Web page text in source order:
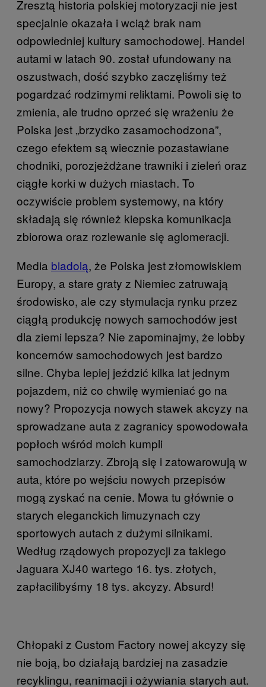
Zresztą historia polskiej motoryzacji nie jest
specjalnie okazała i wciąż brak nam
odpowiedniej kultury samochodowej. Handel
autami w latach 90. został ufundowany na
oszustwach, dość szybko zaczęliśmy też
pogardzać rodzimymi reliktami. Powoli się to
zmienia, ale trudno oprzeć się wrażeniu że
Polska jest „brzydko zasamochodzona”,
czego efektem są wiecznie pozastawiane
chodniki, porozjeżdżane trawniki i zieleń oraz
ciągłe korki w dużych miastach. To
oczywiście problem systemowy, na który
składają się również kiepska komunikacja
zbiorowa oraz rozlewanie się aglomeracji.
Media biadolą, że Polska jest złomowiskiem
Europy, a stare graty z Niemiec zatruwają
środowisko, ale czy stymulacja rynku przez
ciągłą produkcję nowych samochodów jest
dla ziemi lepsza? Nie zapominajmy, że lobby
koncernów samochodowych jest bardzo
silne. Chyba lepiej jeździć kilka lat jednym
pojazdem, niż co chwilę wymieniać go na
nowy? Propozycja nowych stawek akcyzy na
sprowadzane auta z zagranicy spowodowała
popłoch wśród moich kumpli
samochodziarzy. Zbroją się i zatowarowują w
auta, które po wejściu nowych przepisów
mogą zyskać na cenie. Mowa tu głównie o
starych eleganckich limuzynach czy
sportowych autach z dużymi silnikami.
Według rządowych propozycji za takiego
Jaguara XJ40 wartego 16. tys. złotych,
zapłacilibyśmy 18 tys. akcyzy. Absurd!
Chłopaki z Custom Factory nowej akcyzy się
nie boją, bo działają bardziej na zasadzie
recyklingu, reanimacji i ożywiania starych aut.